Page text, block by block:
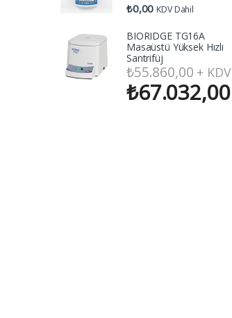
₺0,00 KDV Dahil
BIORIDGE TG16A
Masaüstü Yüksek Hızlı
Santrifüj
₺55.860,00 + KDV
₺67.032,00